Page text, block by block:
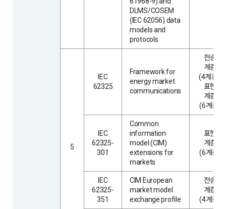
DLMS/COSEM
(IEC 62056) data
models and
protocols
5
IEC
62325
Framework for
energy market
communications
전송
계층
(4계층),
표현
계층
(6계층)
IEC
62325-
301
Common
information
model (CIM)
extensions for
markets
표현
계층
(6계층)
IEC
62325-
351
CIM European
market model
exchange profile
전송
계층
(4계층)